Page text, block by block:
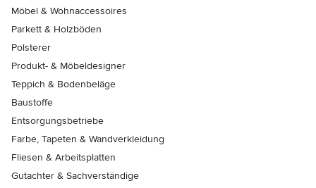
Möbel & Wohnaccessoires
Parkett & Holzböden
Polsterer
Produkt- & Möbeldesigner
Teppich & Bodenbeläge
Baustoffe
Entsorgungsbetriebe
Farbe, Tapeten & Wandverkleidung
Fliesen & Arbeitsplatten
Gutachter & Sachverständige